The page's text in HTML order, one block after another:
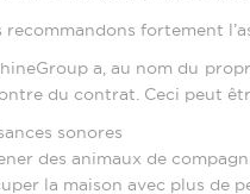
recommandons fortement
a, au nom du
du contrat. Ceci peut
sonores
des animaux de
la maison avec plus